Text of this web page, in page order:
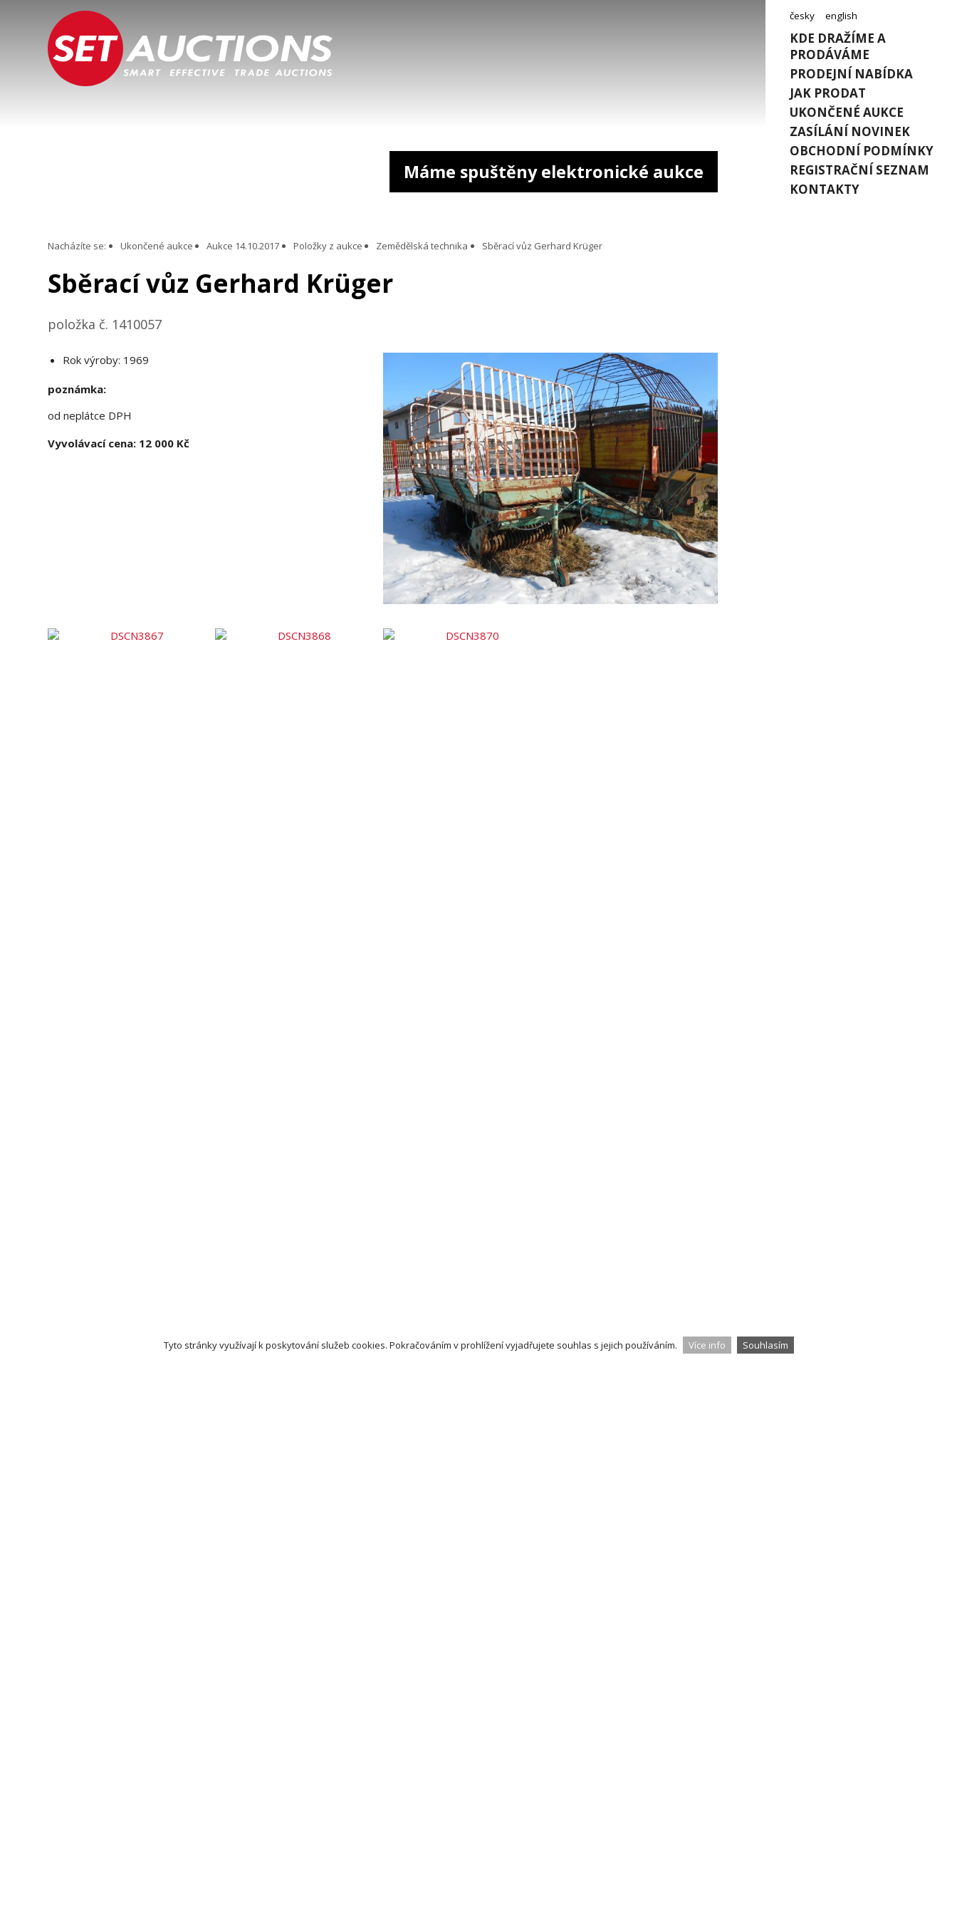
Tyto stránky využívají k poskytování služeb cookies. Pokračováním v prohlížení vyjadřujete souhlas s jejich používáním. Více info Souhlasím
Máme spuštěny elektronické aukce
česky english
KDE DRAŽÍME A
PRODÁVÁME
PRODEJNÍ NABÍDKA
JAK PRODAT
UKONČENÉ AUKCE
ZASÍLÁNÍ NOVINEK
OBCHODNÍ PODMÍNKY
REGISTRAČNÍ SEZNAM
KONTAKTY
Nacházíte se: Ukončené aukce Aukce 14.10.2017 Položky z aukce Zemědělská technika Sběrací vůz Gerhard Krüger
Sběrací vůz Gerhard Krüger
položka č. 1410057
Rok výroby: 1969
poznámka:
od neplátce DPH
Vyvolávací cena: 12 000 Kč